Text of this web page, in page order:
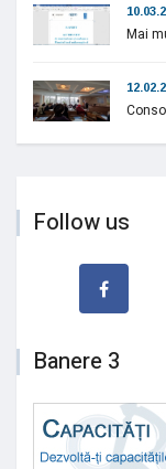
Mai
Follow us
Banere 3